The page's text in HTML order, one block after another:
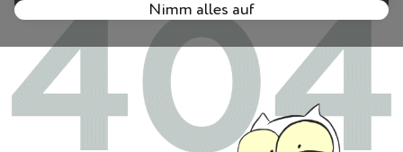
Nimm alles auf